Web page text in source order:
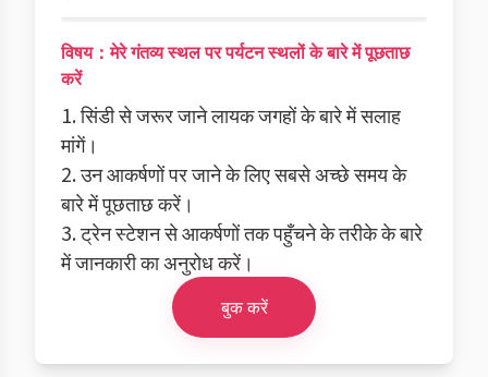
विषय：मेरे गंतव्य स्थल पर पर्यटन स्थलों के बारे में पूछताछ
करें
1. सिंडी से जरूर जाने लायक जगहों के बारे में सलाह
मांगें।
2. उन आकर्षणों पर जाने के लिए सबसे अच्छे समय के
बारे में पूछताछ करें।
3. ट्रेन स्टेशन से आकर्षणों तक पहुँचने के तरीके के बारे
में जानकारी का अनुरोध करें।
बुक करें